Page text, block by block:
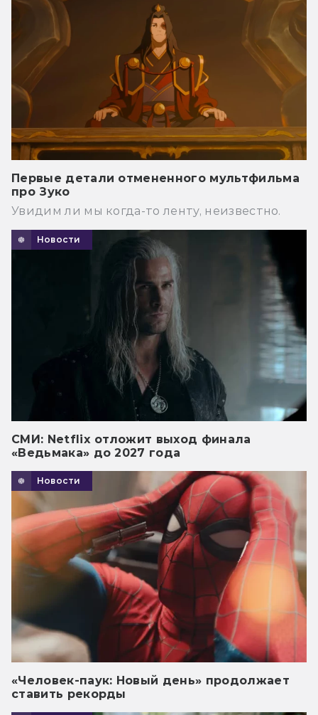
Первые детали отмененного мультфильма
про Зуко
Увидим ли мы когда-то ленту, неизвестно.
Новости
СМИ: Netflix отложит выход финала
«Ведьмака» до 2027 года
Новости
«Человек-паук: Новый день» продолжает
ставить рекорды